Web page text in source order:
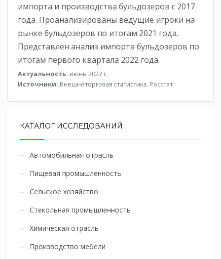
импорта и производства бульдозеров с 2017
года. Проанализированы ведущие игроки на
рынке бульдозеров по итогам 2021 года.
Представлен анализ импорта бульдозеров по
итогам первого квартала 2022 года.
Актуальность: июнь 2022 г.
Источники: Внешнеторговая статистика, Росстат
КАТАЛОГ ИССЛЕДОВАНИЙ
Автомобильная отрасль
Пищевая промышленность
Сельское хозяйство
Стекольная промышленность
Химическая отрасль
Производство мебели